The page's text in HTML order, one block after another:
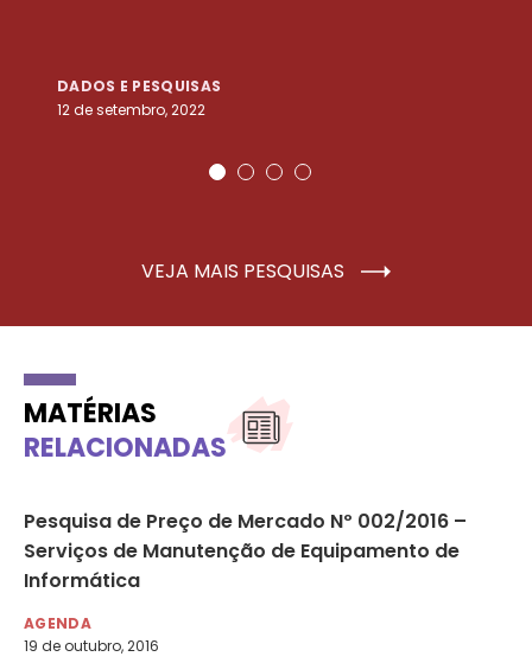
DADOS E PESQUISAS
12 de setembro, 2022
VEJA MAIS PESQUISAS
MATÉRIAS
RELACIONADAS
Pesquisa de Preço de Mercado Nº 002/2016 –
Serviços de Manutenção de Equipamento de
Informática
AGENDA
19 de outubro, 2016